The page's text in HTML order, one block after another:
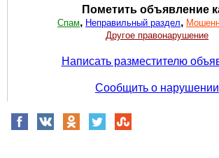
Пометить объявление
Спам, Неправильный раздел,
Другое правонарушение
Написать разместителю
Сообщить о нарушении